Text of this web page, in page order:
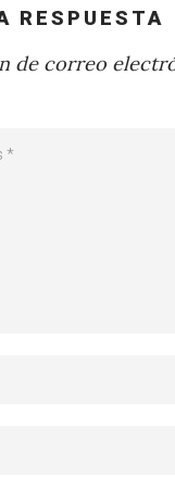
RESPUESTA
de correo